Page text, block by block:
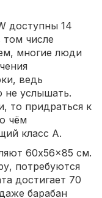
доступны 14
числе
многие люди
ведь
не услышать.
то придраться к
чём
класс A.
60x56x85 см.
потребуются
достигает 70
барабан